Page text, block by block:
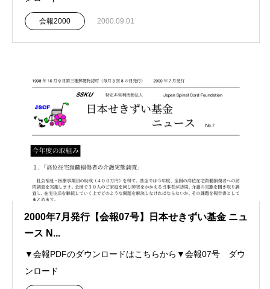
会報2000 2000.09.01
2000年7月発行【会報07号】日本せきずい基金 ニュ
ース N...
▼会報PDFのダウンロードはこちらから▼会報07号 ダウ
ンロード